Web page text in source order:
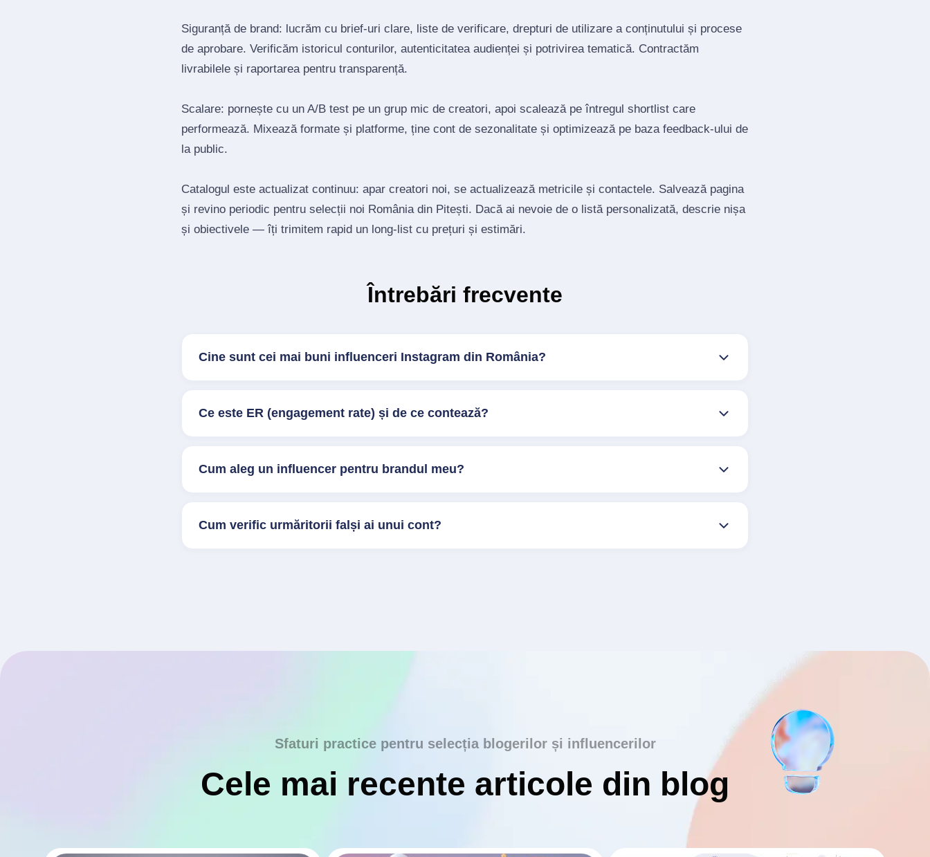
Siguranță de brand: lucrăm cu brief‑uri clare, liste de verificare, drepturi de utilizare a conținutului și procese
de aprobare. Verificăm istoricul conturilor, autenticitatea audienței și potrivirea tematică. Contractăm
livrabilele și raportarea pentru transparență.
Scalare: pornește cu un A/B test pe un grup mic de creatori, apoi scalează pe întregul shortlist care
performează. Mixează formate și platforme, ține cont de sezonalitate și optimizează pe baza feedback‑ului de
la public.
Catalogul este actualizat continuu: apar creatori noi, se actualizează metricile și contactele. Salvează pagina
și revino periodic pentru selecții noi România din Pitești. Dacă ai nevoie de o listă personalizată, descrie nișa
și obiectivele — îți trimitem rapid un long‑list cu prețuri și estimări.
Întrebări frecvente
Cine sunt cei mai buni influenceri Instagram din România?
Ce este ER (engagement rate) și de ce contează?
Cum aleg un influencer pentru brandul meu?
Cum verific urmăritorii falși ai unui cont?
Sfaturi practice pentru selecția blogerilor și influencerilor
Cele mai recente articole din blog